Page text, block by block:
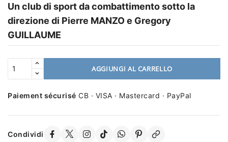
Un club di sport da combattimento sotto la
direzione di Pierre MANZO e Gregory
GUILLAUME
AGGIUNGI AL CARRELLO
Paiement sécurisé CB · VISA · Mastercard · PayPal
Condividi